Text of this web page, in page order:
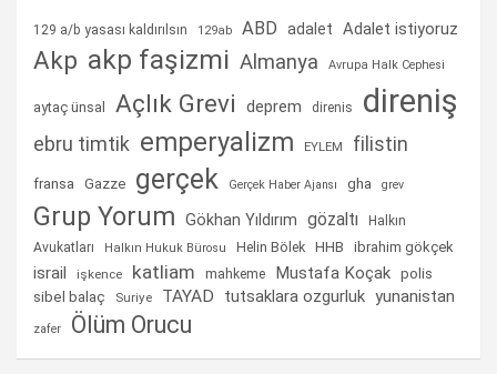
129 a/b yasası kaldırılsın 129ab ABD adalet Adalet istiyoruz
Akp akp faşizmi Almanya Avrupa Halk Cephesi
aytaç ünsal Açlık Grevi deprem direnis direniş
ebru timtik emperyalizm EYLEM filistin
fransa Gazze gerçek Gerçek Haber Ajansı gha grev
Grup Yorum Gökhan Yıldırım gözaltı
Halkın
Avukatları
Halkın Hukuk Bürosu Helin Bölek HHB ibrahim gökçek
israil işkence katliam mahkeme Mustafa Koçak polis
sibel balaç Suriye TAYAD tutsaklara ozgurluk yunanistan
zafer Ölüm Orucu